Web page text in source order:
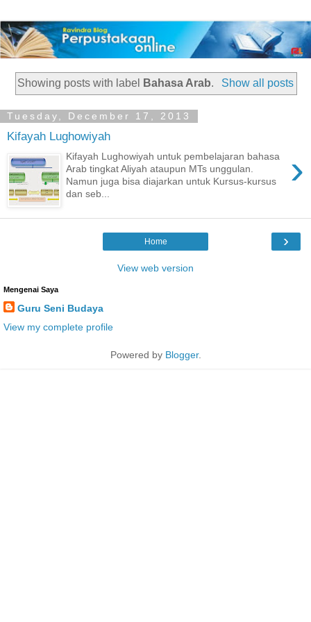
Showing posts with label Bahasa Arab. Show all posts
Tuesday, December 17, 2013
Kifayah Lughowiyah
›
Kifayah Lughowiyah untuk pembelajaran bahasa
Arab tingkat Aliyah ataupun MTs unggulan.
Namun juga bisa diajarkan untuk Kursus-kursus
dan seb...
›
Home
View web version
Mengenai Saya
Guru Seni Budaya
View my complete profile
Powered by Blogger.